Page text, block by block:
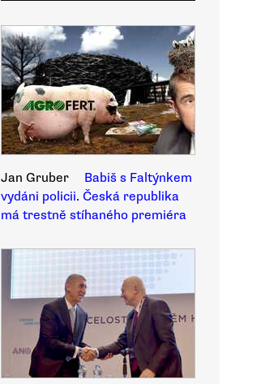
Jan Gruber
Babiš s Faltýnkem
vydáni policii. Česká republika
má trestně stíhaného premiéra